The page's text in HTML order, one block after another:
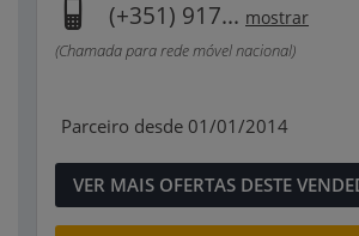
(+351) 917... mostrar
(Chamada para rede móvel nacional)
Parceiro desde 01/01/2014
VER MAIS OFERTAS DESTE